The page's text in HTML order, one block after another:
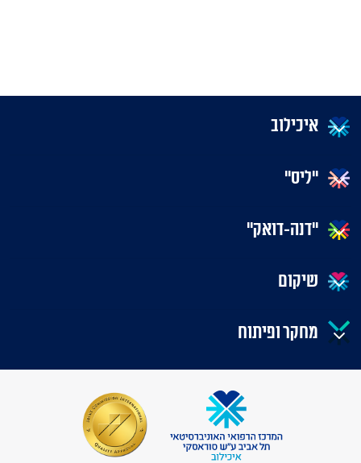
איכילוב
"ליס"
"דנה-דואק"
שיקום
מחקר ופיתוח